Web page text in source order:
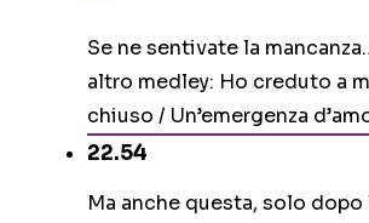
Se ne sentivate la
altro medley: Ho creduto a
chiuso / Un’emergenza
22.54
Ma anche questa, solo dopo